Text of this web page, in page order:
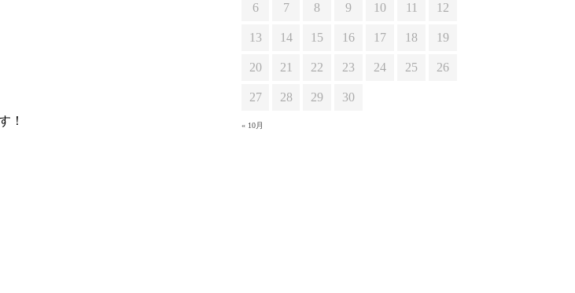
！
« 10月
6 7 8 9 10 11 12
13 14 15 16 17 18 19
20 21 22 23 24 25 26
27 28 29 30